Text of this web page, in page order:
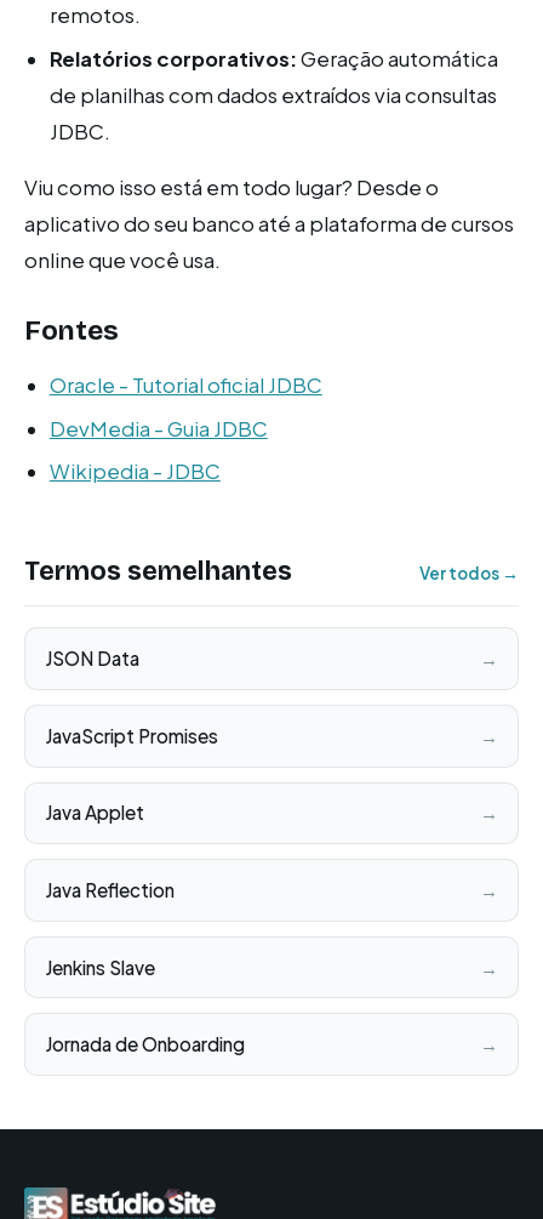
remotos.
Relatórios corporativos:Geração automática
de planilhas com dados extraídos via consultas
JDBC.
Viu como isso está em todo lugar? Desde o
aplicativo do seu banco até a plataforma de cursos
online que você usa.
Fontes
Oracle - Tutorial oficial JDBC
DevMedia - Guia JDBC
Wikipedia - JDBC
Termos semelhantes Ver todos →
JSON Data →
JavaScript Promises →
Java Applet →
Java Reflection →
Jenkins Slave →
Jornada de Onboarding →